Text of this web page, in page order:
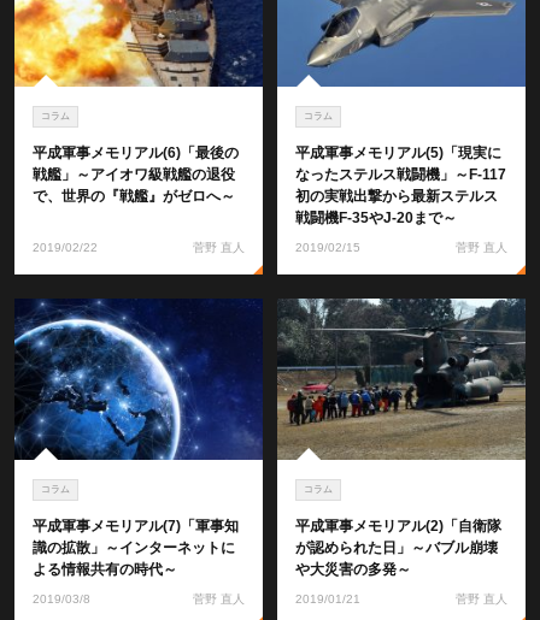
コラム
平成軍事メモリアル(6)「最後の
戦艦」～アイオワ級戦艦の退役
で、世界の『戦艦』がゼロへ～
2019/02/22 菅野 直人
コラム
平成軍事メモリアル(5)「現実に
なったステルス戦闘機」～F-117
初の実戦出撃から最新ステルス
戦闘機F-35やJ-20まで～
2019/02/15 菅野 直人
コラム
平成軍事メモリアル(7)「軍事知
識の拡散」～インターネットに
よる情報共有の時代～
2019/03/8 菅野 直人
コラム
平成軍事メモリアル(2)「自衛隊
が認められた日」～バブル崩壊
や大災害の多発～
2019/01/21 菅野 直人